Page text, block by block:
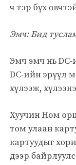
ч тэр бүх
Эмч: Бид
Эмч эмч нь
DC-ийн эрүүл
хүлээж,
Хуучин Ном
том улаан
картуудыг
дээр